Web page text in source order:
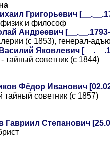
Григорьевич
физик и философ
Андреевич
(с 1853), генерал-
Яковлевич
- тайный советник (с 1844)
Фёдор Иванович
тайный советник (с 1857)
Гавриил Степанович